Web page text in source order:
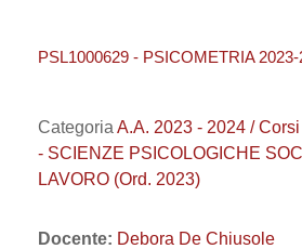
PSL1000629 - PSICOMETRIA 2023-
Categoria A.A. 2023 - 2024 /
- SCIENZE PSICOLOGICHE
LAVORO (Ord. 2023)
Docente: Debora De Chiusole